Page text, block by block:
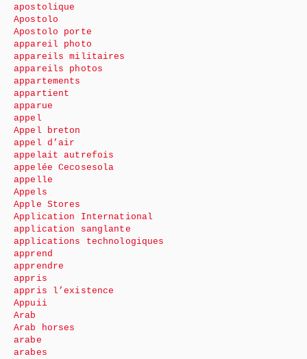
apostolique
Apostolo
Apostolo porte
appareil photo
appareils militaires
appareils photos
appartements
appartient
apparue
appel
Appel breton
appel d’air
appelait autrefois
appelée Cecosesola
appelle
Appels
Apple Stores
Application International
application sanglante
applications technologiques
apprend
apprendre
appris
appris l’existence
Appuii
Arab
Arab horses
arabe
arabes